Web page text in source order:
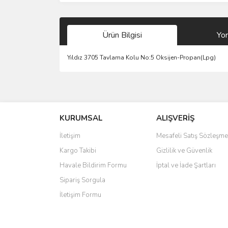
Ürün Bilgisi
Yıldız 3705 Tavlama Kolu No:5 Oksijen-Propan(Lpg)
Ürün resmi kalitesiz, bozuk veya görüntülenemiyor.
Ürün açıklamasında eksik bilgiler bulunuyor.
Ürün bilgilerinde hatalar bulunuyor.
Ürün fiyatı diğer sitelerden daha pahalı.
Bu ürüne benzer farklı alternatifler olmalı.
KURUMSAL
İletişim
Kargo Takibi
Havale Bildirim Formu
Sipariş Sorgula
İletişim Formu
ALIŞVERİŞ
Mesafeli Satış
Gizlilik ve Güvenlik
İptal ve İade Şartları